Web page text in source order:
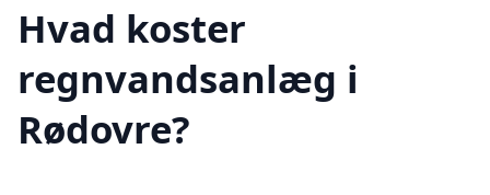
Hvad koster
regnvandsanlæg i
Rødovre?